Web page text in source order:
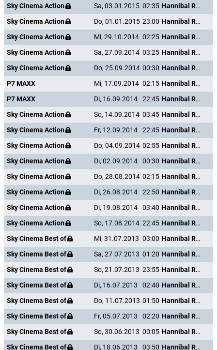
Sky Cinema Action
Sa, 03.01.2015 02:35
Hannibal Rising - Wie alles begann
Sky Cinema Action
Do, 01.01.2015 23:00
Hannibal Rising - Wie alles begann
Sky Cinema Action
Mi, 29.10.2014 02:25
Hannibal Rising - Wie alles begann
Sky Cinema Action
Sa, 27.09.2014 03:25
Hannibal Rising - Wie alles begann
Sky Cinema Action
Do, 25.09.2014 00:30
Hannibal Rising - Wie alles begann
P7 MAXX
Mi, 17.09.2014 02:15
Hannibal Rising - Wie alles begann
P7 MAXX
Di, 16.09.2014 22:45
Hannibal Rising - Wie alles begann
Sky Cinema Action
So, 14.09.2014 03:45
Hannibal Rising - Wie alles begann
Sky Cinema Action
Fr, 12.09.2014 22:45
Hannibal Rising - Wie alles begann
Sky Cinema Action
Do, 04.09.2014 02:55
Hannibal Rising - Wie alles begann
Sky Cinema Action
Di, 02.09.2014 00:30
Hannibal Rising - Wie alles begann
Sky Cinema Action
Do, 28.08.2014 02:15
Hannibal Rising - Wie alles begann
Sky Cinema Action
Di, 26.08.2014 22:50
Hannibal Rising - Wie alles begann
Sky Cinema Action
Di, 19.08.2014 03:40
Hannibal Rising - Wie alles begann
Sky Cinema Action
So, 17.08.2014 22:45
Hannibal Rising - Wie alles begann
Sky Cinema Best of
Mi, 31.07.2013 03:00
Hannibal Rising - Wie alles begann
Sky Cinema Best of
Sa, 27.07.2013 01:20
Hannibal Rising - Wie alles begann
Sky Cinema Best of
So, 21.07.2013 23:55
Hannibal Rising - Wie alles begann
Sky Cinema Best of
Di, 16.07.2013 02:40
Hannibal Rising - Wie alles begann
Sky Cinema Best of
Do, 11.07.2013 01:50
Hannibal Rising - Wie alles begann
Sky Cinema Best of
Fr, 05.07.2013 02:20
Hannibal Rising - Wie alles begann
Sky Cinema Best of
So, 30.06.2013 00:05
Hannibal Rising - Wie alles begann
Sky Cinema Best of
Di, 18.06.2013 03:50
Hannibal Rising - Wie alles begann